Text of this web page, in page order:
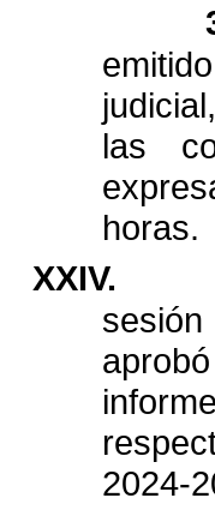
emitido
judicial,
las
horas.
XXIV.
sesión
aprobó
informe
2024-